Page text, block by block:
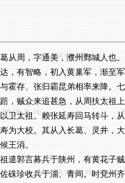
葛从周，字通美，濮州鄄城人
，有智略，初入黄巢军，渐至
霍存、张归霸昆弟相率来降。
，贼众来追甚急，从周扶太祖
卫太祖。赖张延寿回马转斗，
为大校。其从入长葛、灵井，
王涓。
遣郭言募兵于陕州，有黄花子
硃珍收兵于淄、青间。时兗州